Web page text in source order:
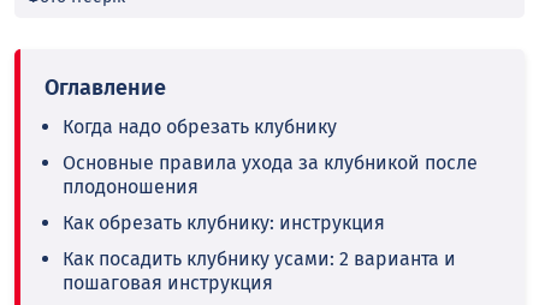
Когда надо обрезать клубнику
Основные правила ухода за клубникой после
плодоношения
Как обрезать клубнику: инструкция
Как посадить клубнику усами: 2 варианта и
пошаговая инструкция